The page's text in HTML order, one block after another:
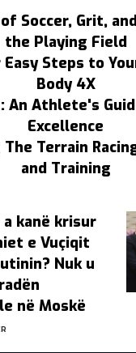
Soccer, Grit,
the Playing Field
Easy Steps to
Body 4X
An Athlete's
Excellence
Terrain
and Training
a kanë krisur
e Vuçiqit
Nuk u
në Moskë